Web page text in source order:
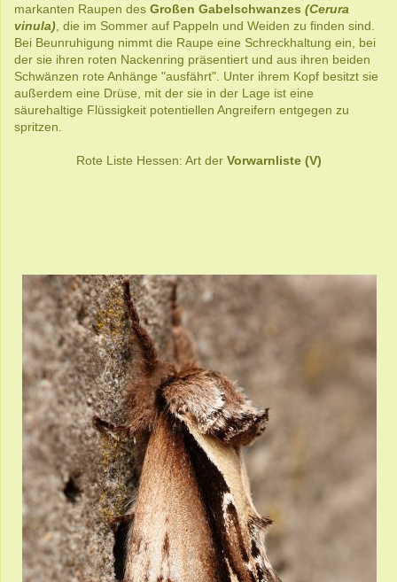
markanten Raupen des Großen Gabelschwanzes (Cerura
vinula) , die im Sommer auf Pappeln und Weiden zu finden sind.
Bei Beunruhigung nimmt die Raupe eine Schreckhaltung ein, bei
der sie ihren roten Nackenring präsentiert und aus ihren beiden
Schwänzen rote Anhänge "ausfährt". Unter ihrem Kopf besitzt sie
außerdem eine Drüse, mit der sie in der Lage ist eine
säurehaltige Flüssigkeit potentiellen Angreifern entgegen zu
spritzen.
Rote Liste Hessen: Art der Vorwarnliste (V)